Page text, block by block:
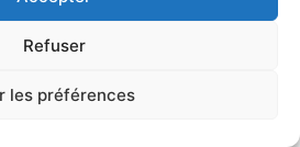
Refuser
les préférences